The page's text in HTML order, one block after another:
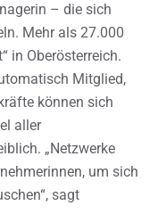
– die sich
Mehr als 27.000
in Oberösterreich.
Mitglied,
können sich
aller
„Netzwerke
um sich
sagt